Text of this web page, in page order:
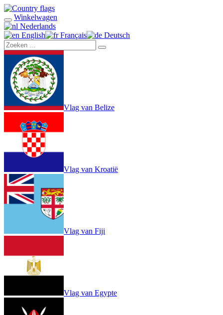
Winkelwagen
Nederlands
English
Français Deutsch
Vlag van Belize
Vlag van Kroatië
Vlag van Fiji
Vlag van Egypte